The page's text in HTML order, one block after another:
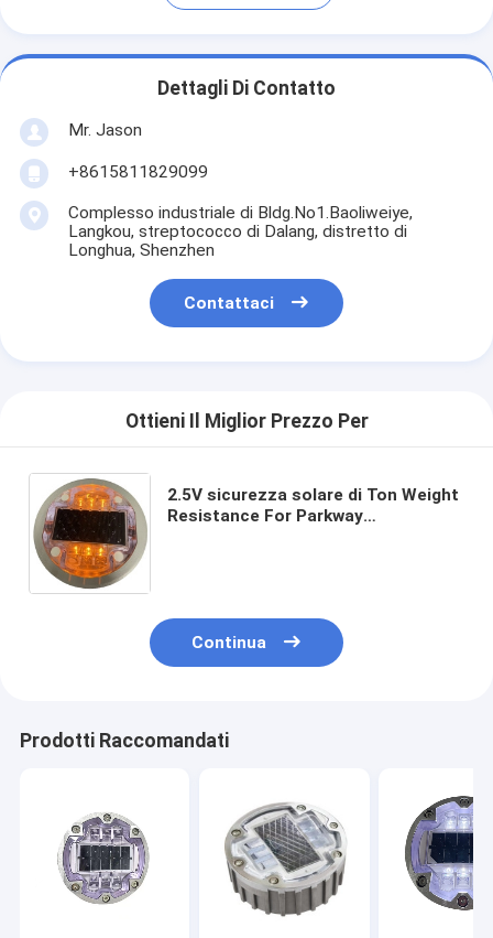
Dettagli Di Contatto
Mr. Jason
+8615811829099
Complesso industriale di Bldg.No1.Baoliweiye,
Langkou, streptococco di Dalang, distretto di
Longhua, Shenzhen
Contattaci
Ottieni Il Miglior Prezzo Per
2.5V sicurezza solare di Ton Weight
Resistance For Parkway
Continua
Prodotti Raccomandati